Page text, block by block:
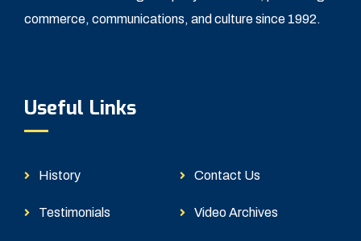
commerce, communications, and culture since 1992.
Useful Links
History Contact Us
Testimonials Video Archives